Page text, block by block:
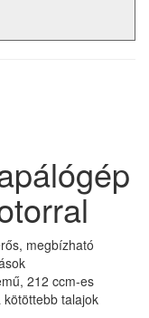
megbízható
212 ccm-es
talajok